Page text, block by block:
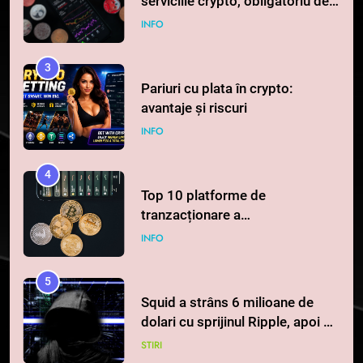
la 1 iulie în România
INFO
3
Pariuri cu plata în crypto:
avantaje și riscuri
INFO
4
Top 10 platforme de
tranzacționare a
criptomonedelor în 2026
INFO
5
Squid a strâns 6 milioane de
dolari cu sprijinul Ripple, apoi a
pierdut jumătate din aceștia
STIRI